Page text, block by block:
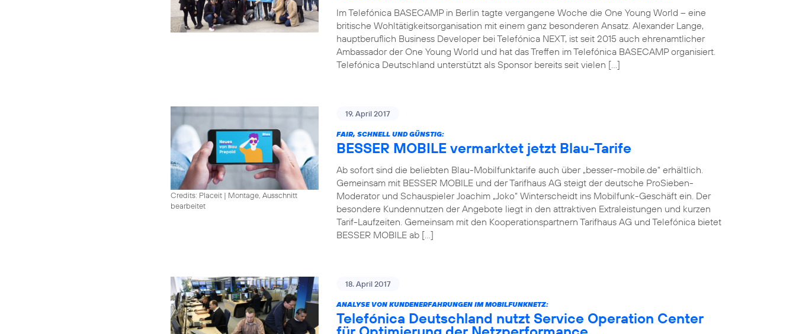
Im Telefónica BASECAMP in Berlin tagte vergangene Woche die One Young World – eine
britische Wohltätigkeitsorganisation mit einem ganz besonderen Ansatz. Alexander Lange,
hauptberuflich Business Developer bei Telefónica NEXT, ist seit 2015 auch ehrenamtlicher
Ambassador der One Young World und hat das Treffen im Telefónica BASECAMP organisiert.
Telefónica Deutschland unterstützt als Sponsor bereits seit vielen […]
Credits: Placeit | Montage, Ausschnitt
bearbeitet
19. April 2017
FAIR, SCHNELL UND GÜNSTIG:
BESSER MOBILE vermarktet jetzt Blau-Tarife
Ab sofort sind die beliebten Blau-Mobilfunktarife auch über „besser-mobile.de“ erhältlich.
Gemeinsam mit BESSER MOBILE und der Tarifhaus AG steigt der deutsche ProSieben-
Moderator und Schauspieler Joachim „Joko“ Winterscheidt ins Mobilfunk-Geschäft ein. Der
besondere Kundennutzen der Angebote liegt in den attraktiven Extraleistungen und kurzen
Tarif-Laufzeiten. Gemeinsam mit den Kooperationspartnern Tarifhaus AG und Telefónica bietet
BESSER MOBILE ab […]
18. April 2017
ANALYSE VON KUNDENERFAHRUNGEN IM MOBILFUNKNETZ:
Telefónica Deutschland nutzt Service Operation Center